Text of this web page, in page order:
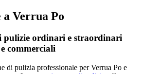
Verrua Po
pulizie ordinari e straordinari
commerciali
di pulizia professionale per Verrua Po e